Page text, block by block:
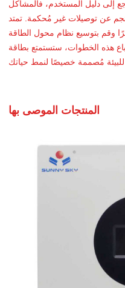
إلى دليل المستخدم، فالمشاكل
تنجم عن توصيلات غير مُحكمة. تمتد
وقم بتوسيع نظام محول الطاقة
هذه الخطوات، ستستمتع بطاقة
المنتجات الموصى بها